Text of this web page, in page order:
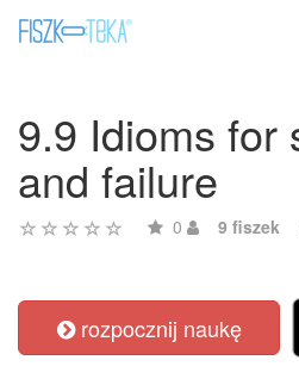
9.9 Idioms for
and failure
0 9 fiszek
rozpocznij naukę